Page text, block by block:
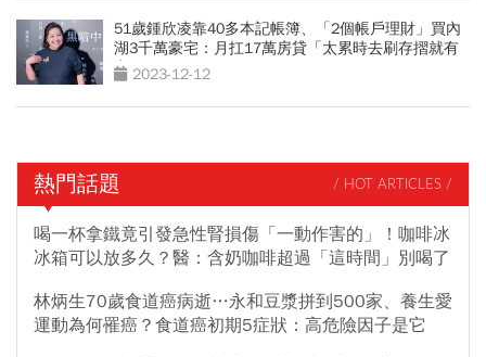
51歲鍾欣凌靠40多本記帳簿、「2個帳戶理財」買內
湖3千萬豪宅：月扛17萬房貸「太累時去刷存摺就有
力氣了」
2023-12-12
熱門話題 / HOT ARTICLES /
喝一杯拿鐵竟引發急性腎損傷「一動作害的」！咖啡冰
冰箱可以放多久？醫：含奶咖啡超過「這時間」別喝了
林炳生70歲食道癌病逝…永和豆漿拼到500家、養生愛
運動為何罹癌？食道癌初期5症狀：高危險因子是它